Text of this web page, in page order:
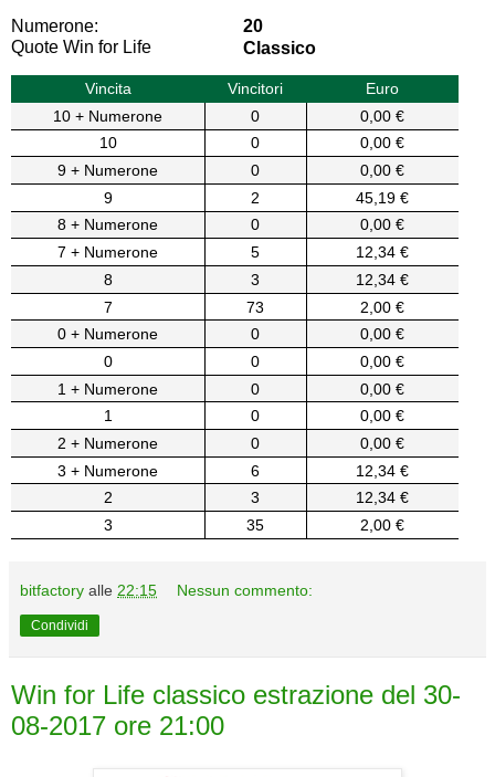
Numerone:
20
Quote Win for Life
Classico
Vincita Vincitori
Euro
10 + Numerone
0
0,00 €
10
0
0,00 €
9 + Numerone
0
0,00 €
9
2
45,19 €
8 + Numerone
0
0,00 €
7 + Numerone
5
12,34 €
8
3
12,34 €
7
73
2,00 €
0 + Numerone
0
0,00 €
0
0
0,00 €
1 + Numerone
0
0,00 €
1
0
0,00 €
2 + Numerone
0
0,00 €
3 + Numerone
6
12,34 €
2
3
12,34 €
3
35 2,00 €
bitfactory alle 22:15 Nessun commento:
Condividi
Win for Life classico estrazione del 30-
08-2017 ore 21:00